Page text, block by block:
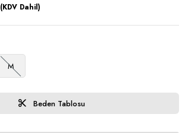
(KDV Dahil)
M
Beden Tablosu